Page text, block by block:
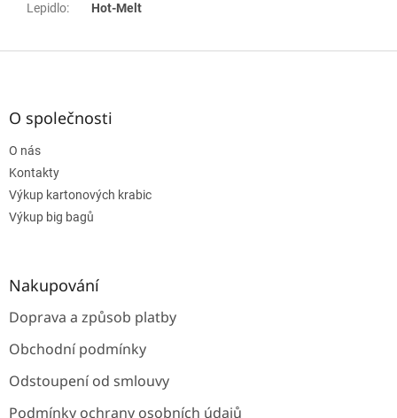
Lepidlo: Hot-Melt
Z
O společnosti
O nás
Kontakty
Výkup kartonových krabic
Výkup big bagů
Nakupování
Doprava a způsob platby
Obchodní podmínky
Odstoupení od smlouvy
Podmínky ochrany osobních údajů